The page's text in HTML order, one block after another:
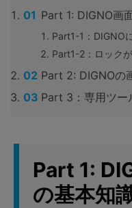
Part 1: DIGNO画
Part1-1：DIGNO
Part1-2：ロック
Part 2: DIGNOの
Part 3：専用ツー
Part 1:
の基本知